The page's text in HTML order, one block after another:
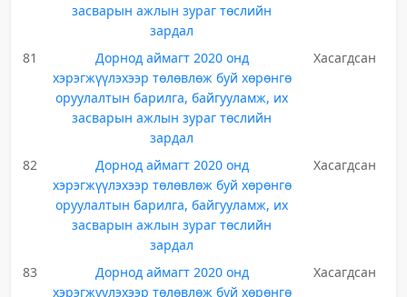
засварын ажлын зураг төслийн
зардал
81
Дорнод аймагт 2020 онд
хэрэгжүүлэхээр төлөвлөж буй хөрөнгө
оруулалтын барилга, байгууламж, их
засварын ажлын зураг төслийн
зардал
Хасагдсан
82
Дорнод аймагт 2020 онд
хэрэгжүүлэхээр төлөвлөж буй хөрөнгө
оруулалтын барилга, байгууламж, их
засварын ажлын зураг төслийн
зардал
Хасагдсан
83
Дорнод аймагт 2020 онд
хэрэгжүүлэхээр төлөвлөж буй хөрөнгө
Хасагдсан